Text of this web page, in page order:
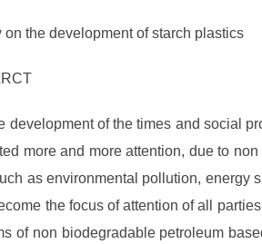
on the development of starch plastics
development of the times and social
more and more attention, due to
as environmental pollution, energy
the focus of attention of all
of non biodegradable petroleum